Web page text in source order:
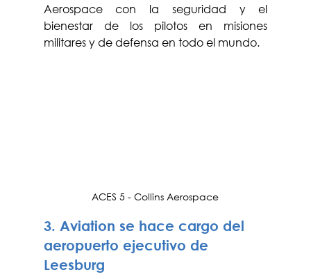
Aerospace con la seguridad y el
bienestar de los pilotos en misiones
militares y de defensa en todo el mundo.
ACES 5 - Collins Aerospace
3. Aviation se hace cargo del
aeropuerto ejecutivo de
Leesburg